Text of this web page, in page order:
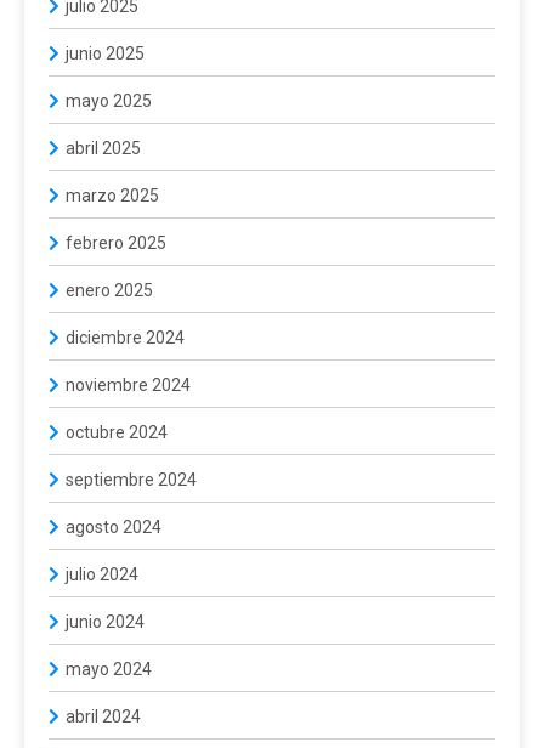
julio 2025
junio 2025
mayo 2025
abril 2025
marzo 2025
febrero 2025
enero 2025
diciembre 2024
noviembre 2024
octubre 2024
septiembre 2024
agosto 2024
julio 2024
junio 2024
mayo 2024
abril 2024